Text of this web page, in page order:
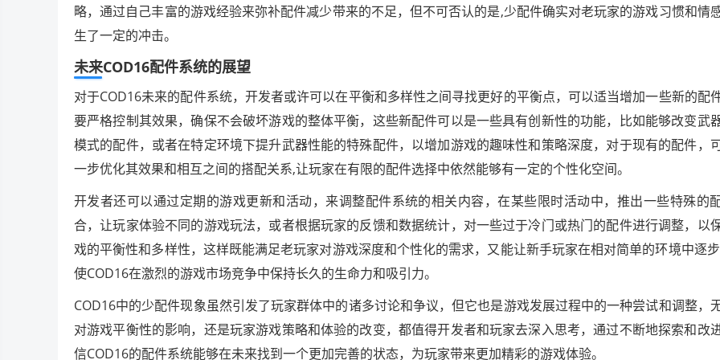
略，通过自己丰富的游戏经验来弥补配件减少带来的不足，但不可否认的是,少配件确实对老玩家的游戏习惯和情
生了一定的冲击。
未来COD16配件系统的展望
对于COD16未来的配件系统，开发者或许可以在平衡和多样性之间寻找更好的平衡点，可以适当增加一些新的配
要严格控制其效果，确保不会破坏游戏的整体平衡，这些新配件可以是一些具有创新性的功能，比如能够改变武
模式的配件，或者在特定环境下提升武器性能的特殊配件，以增加游戏的趣味性和策略深度，对于现有的配件，
一步优化其效果和相互之间的搭配关系,让玩家在有限的配件选择中依然能够有一定的个性化空间。
开发者还可以通过定期的游戏更新和活动，来调整配件系统的相关内容，在某些限时活动中，推出一些特殊的
合，让玩家体验不同的游戏玩法，或者根据玩家的反馈和数据统计，对一些过于冷门或热门的配件进行调整，以
戏的平衡性和多样性，这样既能满足老玩家对游戏深度和个性化的需求，又能让新手玩家在相对简单的环境中逐
使COD16在激烈的游戏市场竞争中保持长久的生命力和吸引力。
COD16中的少配件现象虽然引发了玩家群体中的诸多讨论和争议，但它也是游戏发展过程中的一种尝试和调整，
对游戏平衡性的影响，还是玩家游戏策略和体验的改变，都值得开发者和玩家去深入思考，通过不断地探索和改
信COD16的配件系统能够在未来找到一个更加完善的状态，为玩家带来更加精彩的游戏体验。